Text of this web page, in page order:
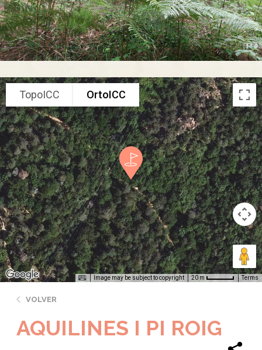
TopoICC OrtoICC
Image may be subject to copyright 20 m Terms
VOLVER
AQUILINES I PI ROIG